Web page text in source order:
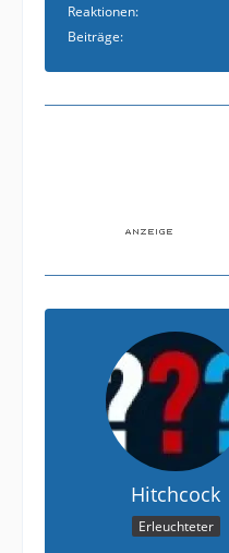
Reaktionen
Beiträge
Hitchcock
Erleuchteter